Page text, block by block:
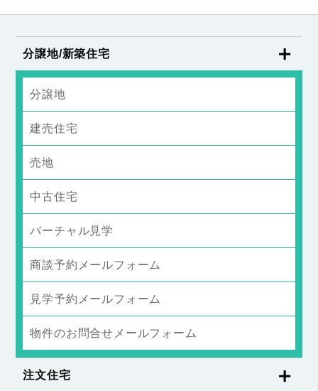
分譲地/新築住宅
分譲地
建売住宅
売地
中古住宅
バーチャル見学
商談予約メールフォーム
見学予約メールフォーム
物件のお問合せメールフォーム
注文住宅